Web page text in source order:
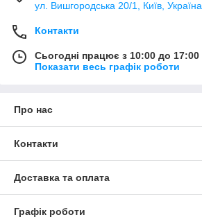
ул. Вишгородська 20/1, Київ, Україна
Контакти
Сьогодні працює з 10:00 до 17:00
Показати весь графік роботи
Про нас
Контакти
Доставка та оплата
Графік роботи